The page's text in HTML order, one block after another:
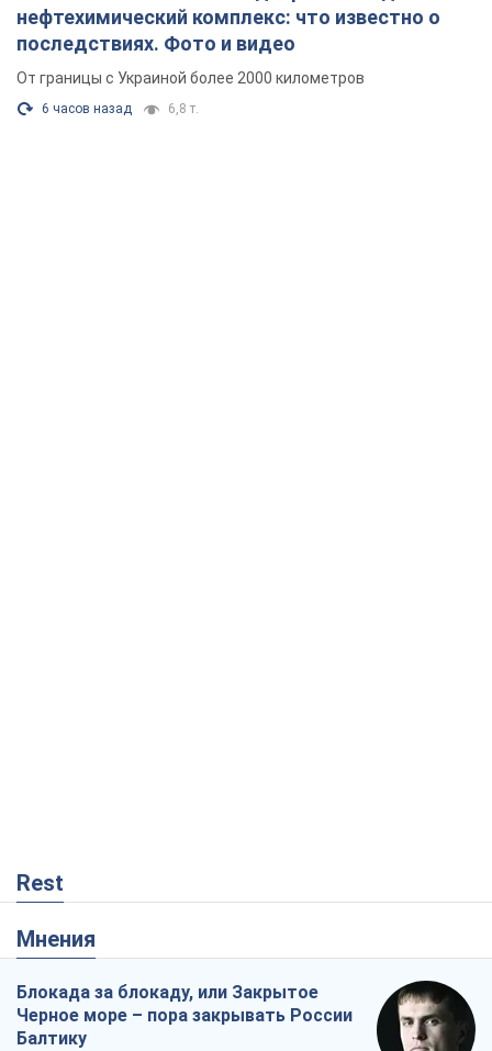
нефтехимический комплекс: что известно о
последствиях. Фото и видео
От границы с Украиной более 2000 километров
6 часов назад 6,8 т.
Rest
Мнения
Блокада за блокаду, или Закрытое
Черное море – пора закрывать России
Балтику